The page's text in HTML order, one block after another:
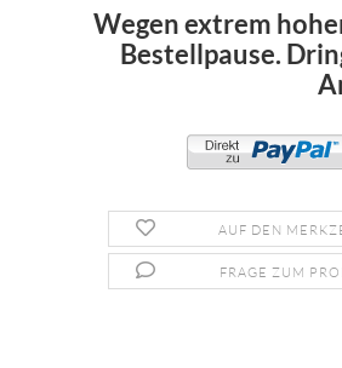
Wegen extrem
Bestellpause.
AUF DEN
FRAGE ZUM